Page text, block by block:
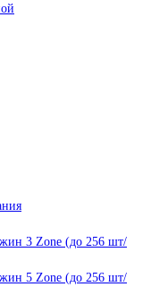
3 Zone (до 256 шт/
5 Zone (до 256 шт/